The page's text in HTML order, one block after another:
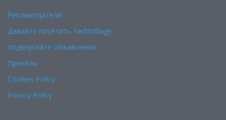
Рекламодатели
Давайте посетить YachtVillage
подвергайте объявления
Причалы
Cookies Policy
Privacy Policy